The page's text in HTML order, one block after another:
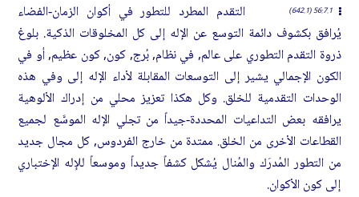
56:7.1 (642.1)
التقدم المطرد للتطور في أكوان الزمان-الفضاء
يُرافق بكشوف دائمة التوسع عن الإله إلى كل المخلوقات الذكية. بلوغ
ذروة التقدم التطوري على عالم, في نظام, بُرج, كون, كون عظيم, أو في
الكون الإجمالي يشير إلى التوسعات المقابلة لأداء الإله إلى وفي هذه
الوحدات التقدمية للخلق. وكل هكذا تعزيز محلي من إدراك الألوهية
يرافقه بعض التداعيات المحددة-جيداً من تجلي الإله الموسَّع لجميع
القطاعات الأخرى من الخلق. ممتدة من خارج الفردوس, كل مجال جديد
من التطور المُدرَك والمُنال يُشكل كشفاً جديداً وموسعاً للإله الإختباري
إلى كون الأكوان.